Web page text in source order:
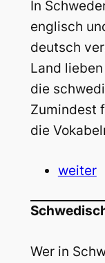
In
englisch
deutsch
Land
die
Zumindest
die
weiter
Wer in